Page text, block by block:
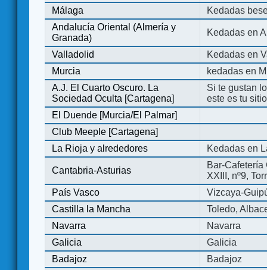
Málaga
Kedadas
Andalucía Oriental (Almería y
Granada)
Kedadas en
Valladolid
Kedadas en
Murcia
kedadas en
A.J. El Cuarto Oscuro. La
Sociedad Oculta [Cartagena]
Si te gustan
este es tu
El Duende [Murcia/El Palmar]
Club Meeple [Cartagena]
La Rioja y alrededores
Kedadas en
Cantabria-Asturias
Bar-
XXIII, nº9,
País Vasco
Vizcaya-
Castilla la Mancha
Toledo,
Navarra
Navarra
Galicia
Galicia
Badajoz
Badajoz